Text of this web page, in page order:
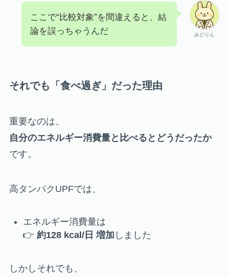
みどりん
ここで“比較対象”を間違えると、結
論を誤っちゃうんだ
それでも「食べ過ぎ」だった理由
重要なのは、
自分のエネルギー消費量と比べるとどうだったか
です。
高タンパクUPFでは、
エネルギー消費量は
👉 約128 kcal/日 増加 しました
しかしそれでも、